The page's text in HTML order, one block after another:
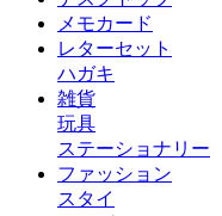
メモカード
レターセット
ハガキ
雑貨
玩具
ステーショナリー
ファッション
スタイ